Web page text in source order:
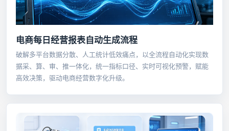
电商每日经营报表自动生成流程
破解多平台数据分散、人工统计低效痛点，以全流程自动化实现数
据采、算、审、推一体化，统一指标口径、实时可视化预警，赋能
高效决策，驱动电商经营数字化升级。